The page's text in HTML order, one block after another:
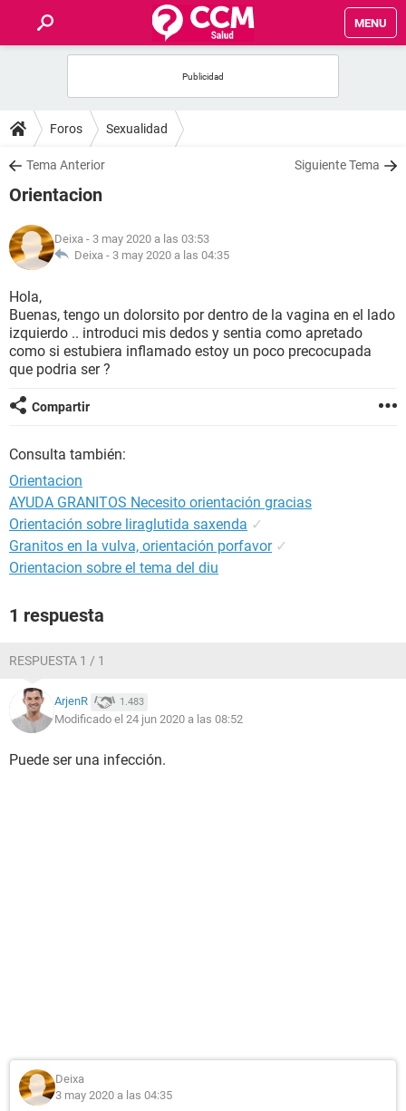
MENU
FOROS
SALUD
NUTRICIÓN
BIENESTAR
SEXUALIDAD
GLOSARIO
Foros Sexualidad
Tema Anterior Siguiente Tema
Orientacion
Deixa - 3 may 2020 a las 03:53
Deixa - 3 may 2020 a las 04:35
Hola,
Buenas, tengo un dolorsito por dentro de la vagina en el lado
izquierdo .. introduci mis dedos y sentia como apretado
como si estubiera inflamado estoy un poco precocupada
que podria ser ?
Compartir
Consulta también:
Orientacion
AYUDA GRANITOS Necesito orientación gracias
Orientación sobre liraglutida saxenda ✓
Granitos en la vulva, orientación porfavor ✓
Orientacion sobre el tema del diu
1 respuesta
RESPUESTA 1 / 1
ArjenR 1.483
Modificado el 24 jun 2020 a las 08:52
Puede ser una infección.
Deixa
3 may 2020 a las 04:35